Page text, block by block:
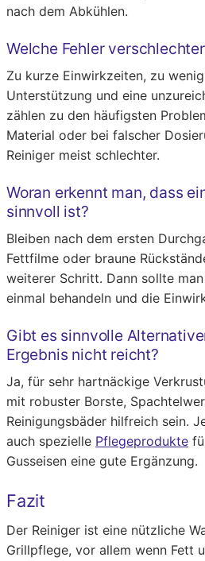
nach dem Abkühlen.
Welche Fehler
Zu kurze Einwirkzeiten, zu
Unterstützung und eine
zählen zu den häufigsten
Material oder bei falscher
Reiniger meist schlechter.
Woran erkennt man, dass
sinnvoll ist?
Bleiben nach dem ersten
Fettfilme oder braune
weiterer Schritt. Dann sollte
einmal behandeln und die
Gibt es sinnvolle
Ergebnis nicht reicht?
Ja, für sehr hartnäckige
mit robuster Borste,
Reinigungsbäder hilfreich sein.
auch spezielle Pflegeprodukte
Gusseisen eine gute Ergänzung.
Fazit
Der Reiniger ist eine nützliche
Grillpflege, vor allem wenn Fett